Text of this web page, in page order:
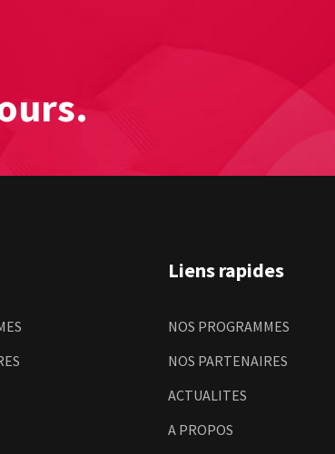
Liens rapides
NOS PROGRAMMES
NOS PARTENAIRES
ACTUALITES
A PROPOS